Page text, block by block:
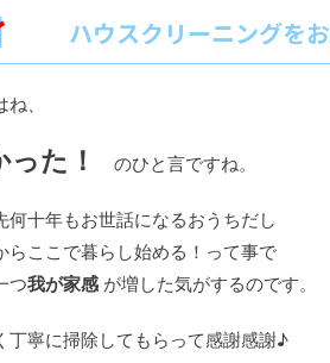
ハウスクリーニングをお
、
った！ のひと言ですね。
何十年もお世話になるおうちだし
らここで暮らし始める！って事で
つ我が家感 が増した気がするのです。
丁寧に掃除してもらって感謝感謝♪